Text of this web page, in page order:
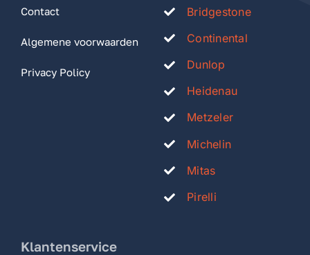
Contact
Algemene voorwaarden
Privacy Policy
Bridgestone
Continental
Dunlop
Heidenau
Metzeler
Michelin
Mitas
Pirelli
Klantenservice